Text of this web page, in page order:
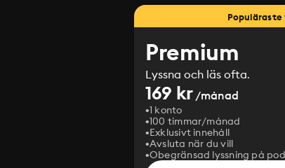
Premium
Lyssna och läs ofta.
169 kr/månad
1 konto
100 timmar/månad
Exklusivt innehåll
Avsluta när du vill
Obegränsad lyssning på